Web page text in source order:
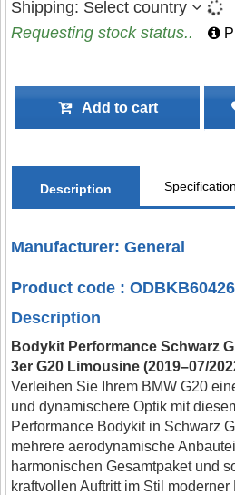
Shipping: Select country
Requesting stock status..
Add to cart
Description
Manufacturer: General
Product code :
Description
Bodykit Performance Schwarz
3er G20 Limousine (2019–07/
Verleihen Sie Ihrem BMW G20
und dynamischere Optik mit
Performance Bodykit in Schwarz
mehrere aerodynamische
harmonischen Gesamtpaket und
kraftvollen Auftritt im Stil